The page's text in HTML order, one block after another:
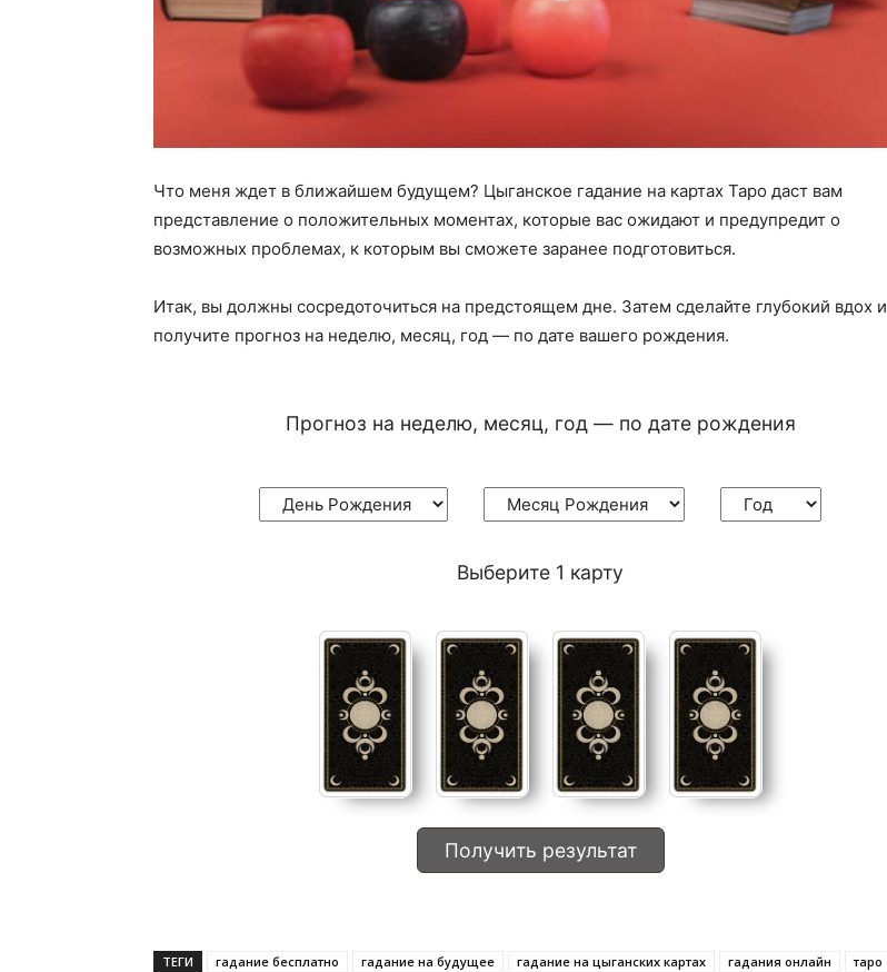
Что меня ждет в ближайшем будущем? Цыганское гадание на картах Таро даст вам
представление о положительных моментах, которые вас ожидают и предупредит о
возможных проблемах, к которым вы сможете заранее подготовиться.
Итак, вы должны сосредоточиться на предстоящем дне. Затем сделайте глубокий вдох и
получите прогноз на неделю, месяц, год — по дате вашего рождения.
Прогноз на неделю, месяц, год — по дате рождения
Выберите 1 карту
Получить результат
ТЕГИ гадание бесплатно гадание на будущее гадание на цыганских картах гадания онлайн
таро